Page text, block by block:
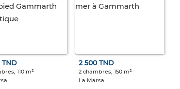
TND
110 m²
2 500 TND
2 chambres, 150 m²
La Marsa